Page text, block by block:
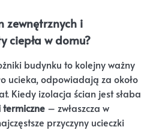
zewnętrznych i
ciepła w domu?
budynku to kolejny ważny
ucieka, odpowiadają za około
Kiedy izolacja ścian jest słaba
termiczne – zwłaszcza w
przyczyny ucieczki